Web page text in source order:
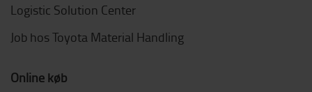
Logistic Solution Center
Job hos Toyota Material Handling
Online køb